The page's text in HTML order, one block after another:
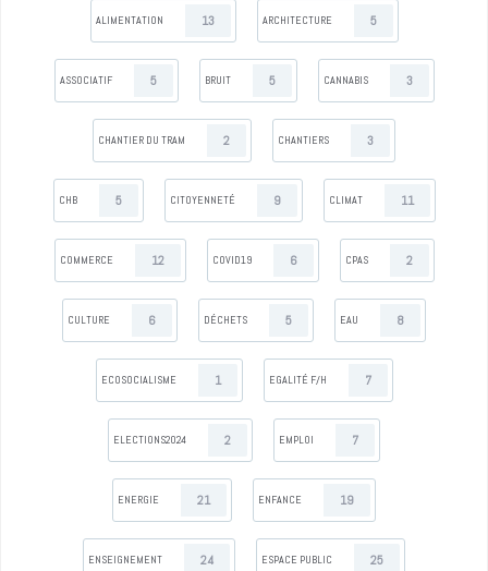
ALIMENTATION 13 ARCHITECTURE 5
ASSOCIATIF 5 BRUIT 5 CANNABIS 3
CHANTIER DU TRAM 2 CHANTIERS 3
CHB 5 CITOYENNETÉ 9 CLIMAT 11
COMMERCE 12 COVID19 6 CPAS 2
CULTURE 6 DÉCHETS 5 EAU 8
ECOSOCIALISME 1 EGALITÉ F/H 7
ELECTIONS2024 2 EMPLOI 7
ENERGIE 21 ENFANCE 19
ENSEIGNEMENT 24 ESPACE PUBLIC 25